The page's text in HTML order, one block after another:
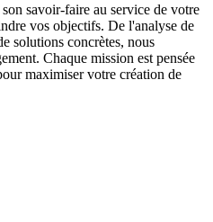
savoir-faire au service de votre
vos objectifs. De l'analyse de
solutions concrètes, nous
Chaque mission est pensée
maximiser votre création de